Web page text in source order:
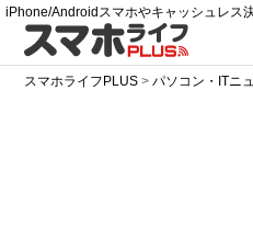
iPhone/Androidスマホやキャッシュレス
スマホライフPLUS >パソコン・ITニ